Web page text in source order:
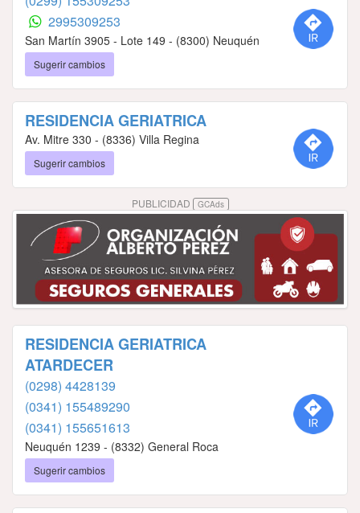
2995309253
San Martín 3905 - Lote 149 - (8300) Neuquén
Sugerir cambios
RESIDENCIA GERIATRICA
Av. Mitre 330 - (8336) Villa Regina
Sugerir cambios
PUBLICIDAD GCAds
RESIDENCIA GERIATRICA
ATARDECER
(0298) 4428139
(0341) 155489290
(0341) 155651613
Neuquén 1239 - (8332) General Roca
Sugerir cambios